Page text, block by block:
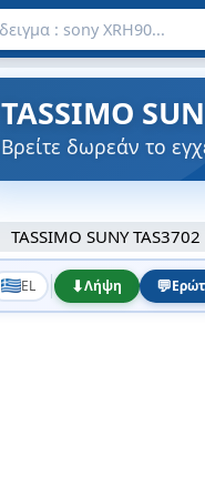
TASSIMO
Βρείτε δωρεάν το
TASSIMO SUNY TAS3702
EL ⬇Λήψη 💬